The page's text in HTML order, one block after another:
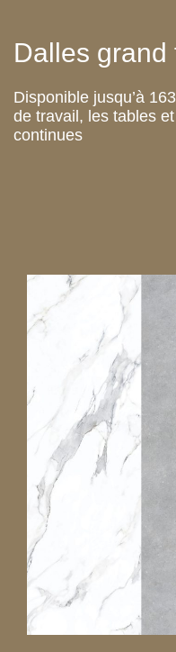
Dalles grand
Disponible jusqu’à
de travail, les tables
continues